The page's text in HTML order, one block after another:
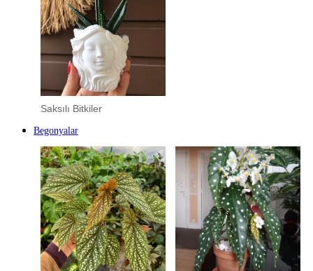
Saksılı Bitkiler
Begonyalar